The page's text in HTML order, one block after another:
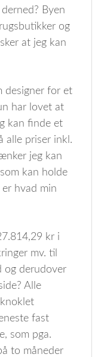
Byen
og
at jeg kan
designer for et
har lovet at
kan finde et
alle priser inkl.
jeg kan
kan holde
hvad min
kr i
mv. til
og derudover
Alle
fast
som pga.
to måneder